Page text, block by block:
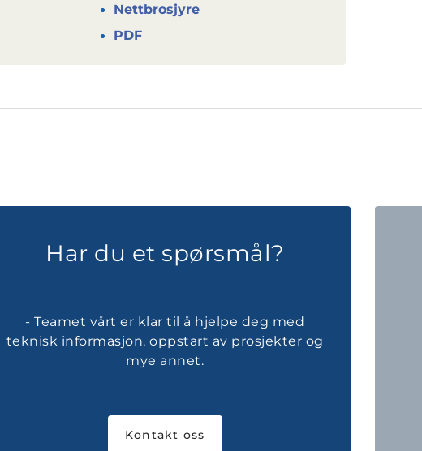
Nettbrosjyre
PDF
Har du et spørsmål?
- Teamet vårt er klar til å hjelpe deg med
teknisk informasjon, oppstart av prosjekter og
mye annet.
Kontakt oss